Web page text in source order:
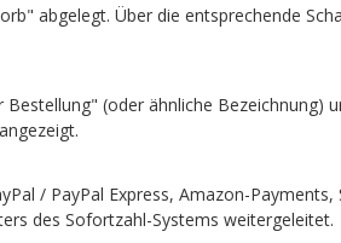
abgelegt. Über die entsprechende
(oder ähnliche
/ PayPal Express, Amazon-
des Sofortzahl-Systems weitergeleitet.